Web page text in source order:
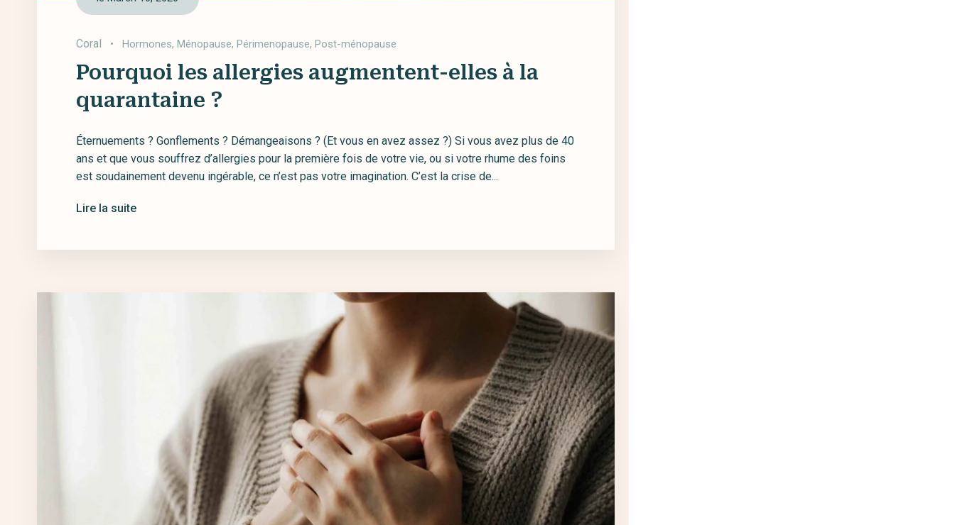
Coral • Hormones, Ménopause, Périmenopause, Post-ménopause
Pourquoi les allergies augmentent-elles à la
quarantaine ?
Éternuements ? Gonflements ? Démangeaisons ? (Et vous en avez assez ?) Si vous avez plus de 40
ans et que vous souffrez d’allergies pour la première fois de votre vie, ou si votre rhume des foins
est soudainement devenu ingérable, ce n’est pas votre imagination. C’est la crise de...
Lire la suite